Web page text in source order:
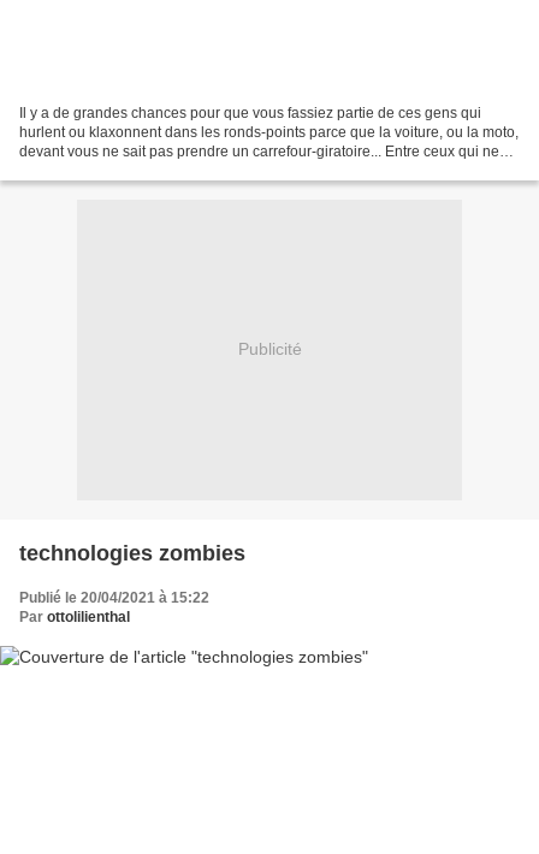
Il y a de grandes chances pour que vous fassiez partie de ces gens qui
hurlent ou klaxonnent dans les ronds-points parce que la voiture, ou la moto,
devant vous ne sait pas prendre un carrefour-giratoire... Entre ceux qui ne
Publicité
technologies zombies
Publié le 20/04/2021 à 15:22
Par ottolilienthal